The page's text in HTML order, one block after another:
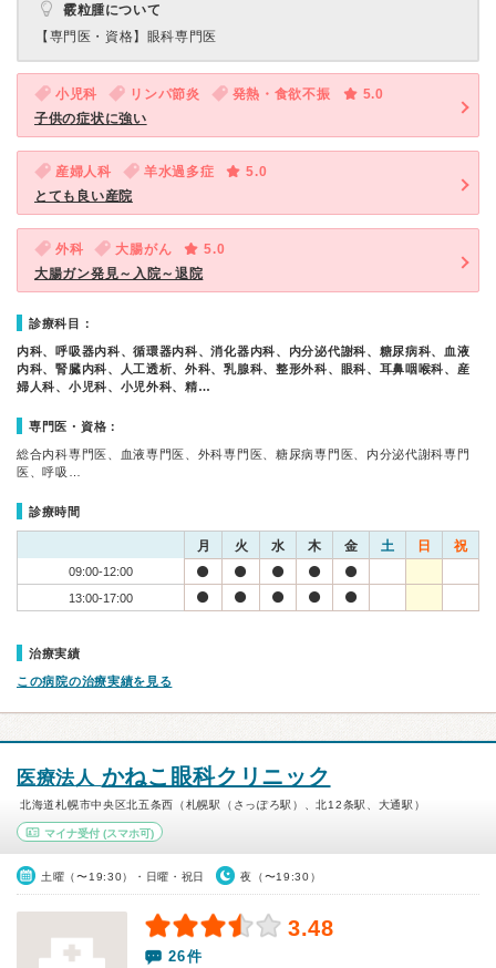
霰粒腫について
【専門医・資格】 眼科専門医
小児科 リンパ節炎 発熱・食欲不振
5.0
子供の症状に強い
産婦人科 羊水過多症
5.0
とても良い産院
外科 大腸がん
5.0
大腸ガン発見～入院～退院
診療科目：
内科、呼吸器内科、循環器内科、消化器内科、内分泌代謝科、糖尿病科、血液
内科、腎臓内科、人工透析、外科、乳腺科、整形外科、眼科、耳鼻咽喉科、産
婦人科、小児科、小児外科、精…
専門医・資格：
総合内科専門医、血液専門医、外科専門医、糖尿病専門医、内分泌代謝科専門
医、呼吸…
診療時間
月 火 水 木 金 土 日 祝
09:00-12:00
13:00-17:00
治療実績
この病院の治療実績を見る
医療法人 かねこ眼科クリニック
北海道札幌市中央区北五条西（札幌駅（さっぽろ駅）、北12条駅、大通駅）
マイナ受付 (スマホ可)
土曜（〜19:30）・日曜・祝日 夜（〜19:30）
3.48
26件